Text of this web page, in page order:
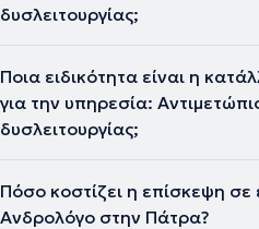
δυσλειτουργίας;
Ποια ειδικότητα είναι η
για την υπηρεσία:
δυσλειτουργίας;
Πόσο κοστίζει η επίσκεψη
Ανδρολόγο στην Πάτρα?